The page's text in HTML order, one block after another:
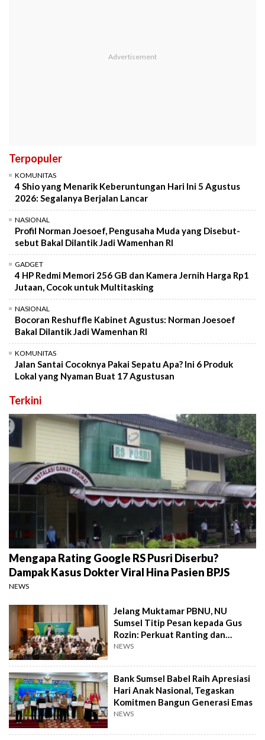
Terpopuler
KOMUNITAS
4 Shio yang Menarik Keberuntungan Hari Ini 5 Agustus
2026: Segalanya Berjalan Lancar
NASIONAL
Profil Norman Joesoef, Pengusaha Muda yang Disebut-
sebut Bakal Dilantik Jadi Wamenhan RI
GADGET
4 HP Redmi Memori 256 GB dan Kamera Jernih Harga Rp1
Jutaan, Cocok untuk Multitasking
NASIONAL
Bocoran Reshuffle Kabinet Agustus: Norman Joesoef
Bakal Dilantik Jadi Wamenhan RI
KOMUNITAS
Jalan Santai Cocoknya Pakai Sepatu Apa? Ini 6 Produk
Lokal yang Nyaman Buat 17 Agustusan
Terkini
Mengapa Rating Google RS Pusri Diserbu?
Dampak Kasus Dokter Viral Hina Pasien BPJS
NEWS
Jelang Muktamar PBNU, NU
Sumsel Titip Pesan kepada Gus
Rozin: Perkuat Ranting dan
Pesantren
NEWS
Bank Sumsel Babel Raih Apresiasi
Hari Anak Nasional, Tegaskan
Komitmen Bangun Generasi Emas
NEWS